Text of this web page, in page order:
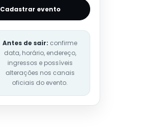
Cadastrar evento
Antes de sair: confirme
data, horário, endereço,
ingressos e possíveis
alterações nos canais
oficiais do evento.